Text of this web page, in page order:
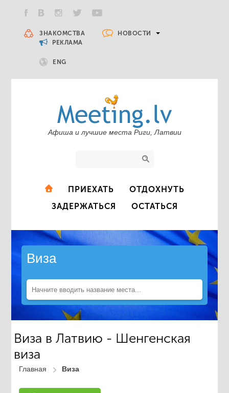
ЗНАКОМСТВА
НОВОСТИ
РЕКЛАМА
ENG
Афиша и лучшие места Риги, Латвии
ПРИЕХАТЬ
ОТДОХНУТЬ
ЗАДЕРЖАТЬСЯ
ОСТАТЬСЯ
Виза
Виза в Латвию - Шенгенская
виза
Главная Виза